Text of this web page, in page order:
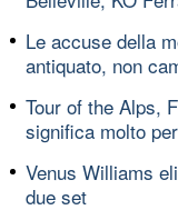
Le accuse della
antiquato, non
Tour of the Alps,
significa molto
Venus Williams
due set